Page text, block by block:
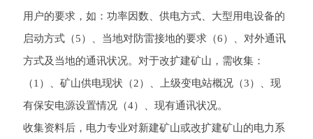
用户的要求，如：功率因数、供电方式、大型用电设备的
启动方式（5）、当地对防雷接地的要求（6）、对外通讯
方式及当地的通讯状况。对于改扩建矿山，需收集：
（1）、矿山供电现状（2）、上级变电站概况（3）、现
有保安电源设置情况（4）、现有通讯状况。
收集资料后，电力专业对新建矿山或改扩建矿山的电力系